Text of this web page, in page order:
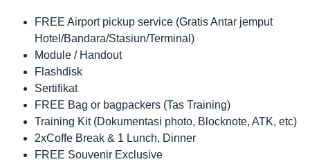
FREE Airport pickup service (Gratis Antar jemput
Hotel/Bandara/Stasiun/Terminal)
Module / Handout
Flashdisk
Sertifikat
FREE Bag or bagpackers (Tas Training)
Training Kit (Dokumentasi photo, Blocknote, ATK, etc)
2xCoffe Break & 1 Lunch, Dinner
FREE Souvenir Exclusive